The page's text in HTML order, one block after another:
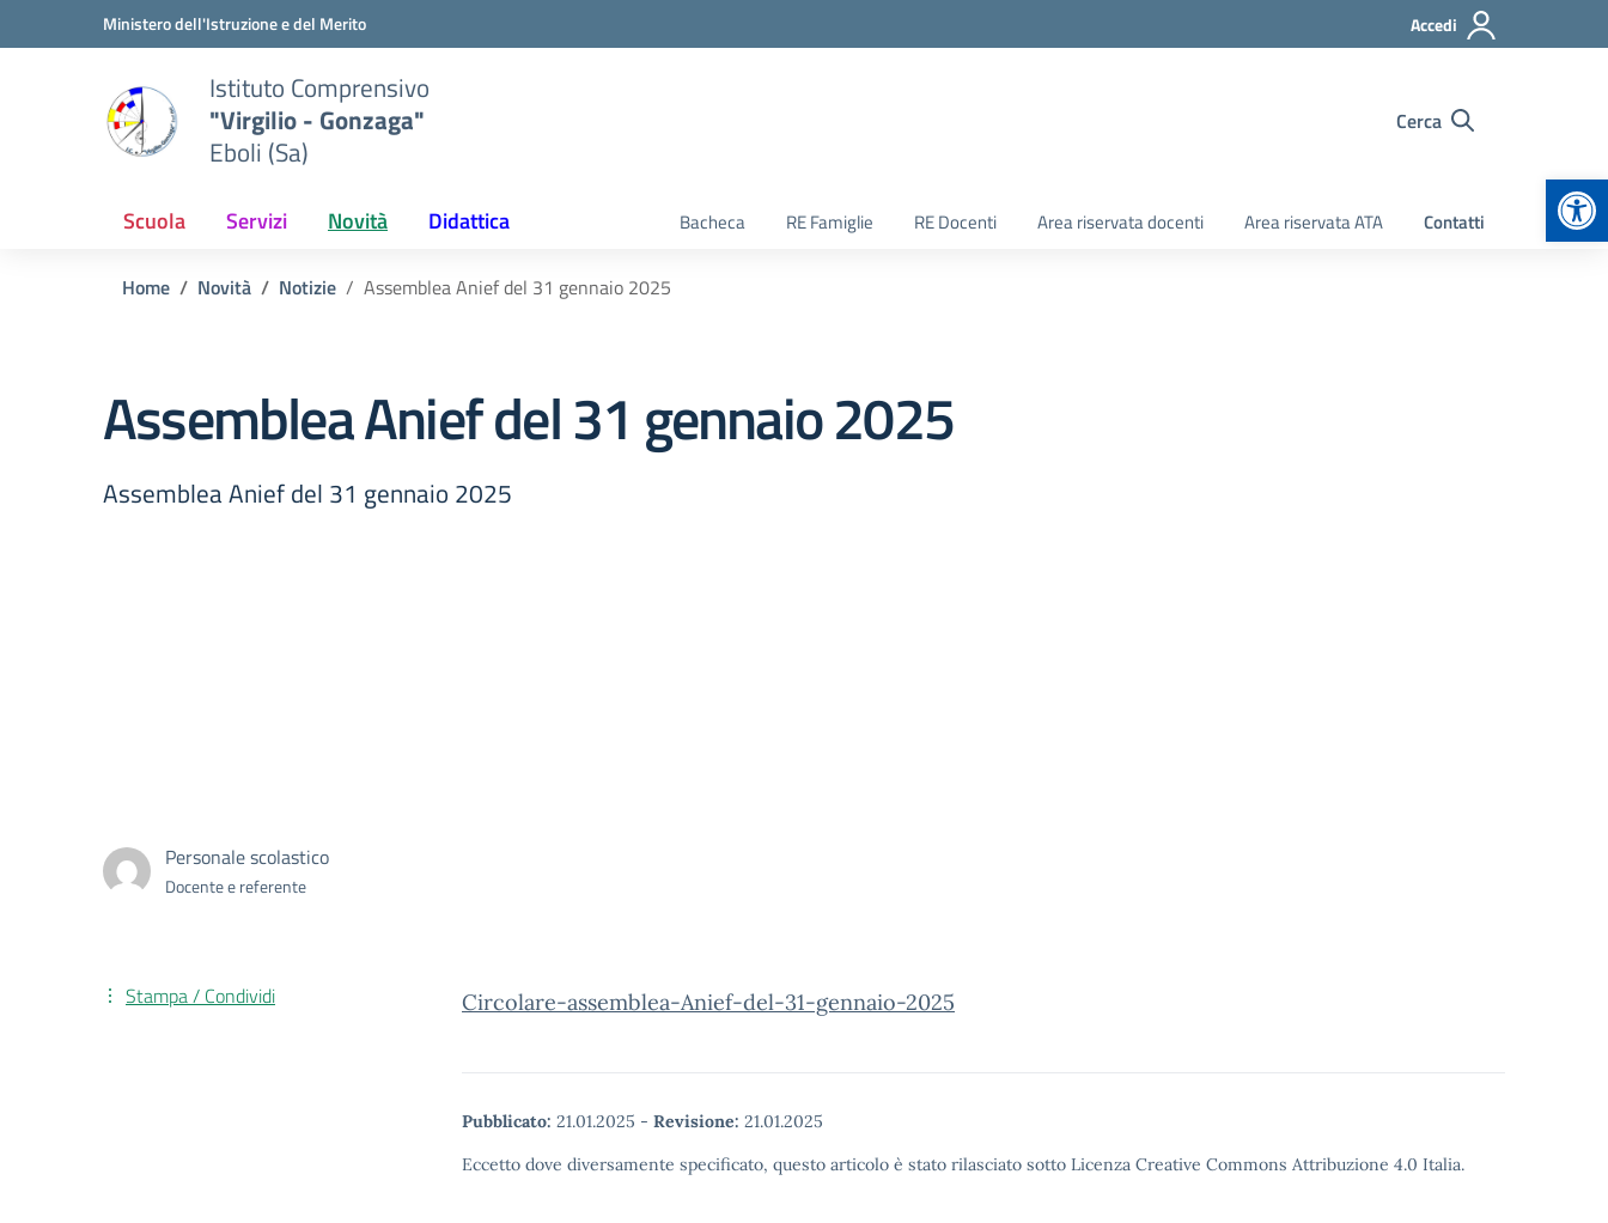
Vai ai contenuti
Vai al menu di navigazioneMinistero dell'Istruzione e del Merito Accedi
Istituto Comprensivo
"Virgilio - Gonzaga"
Eboli (Sa)
Cerca
Scuola Servizi Novità Didattica Bacheca RE Famiglie RE Docenti Area riservata docenti Area riservata ATA Contatti
Home Novità Notizie Assemblea Anief del 31 gennaio 2025
Assemblea Anief del 31 gennaio 2025
Assemblea Anief del 31 gennaio 2025
Personale scolastico
Docente e referente
Circolare-assemblea-Anief-del-31-gennaio-2025
Pubblicato: 21.01.2025 - Revisione: 21.01.2025
Eccetto dove diversamente specificato, questo articolo è stato rilasciato sotto Licenza Creative Commons Attribuzione 4.0 Italia.
Stampa / Condividi